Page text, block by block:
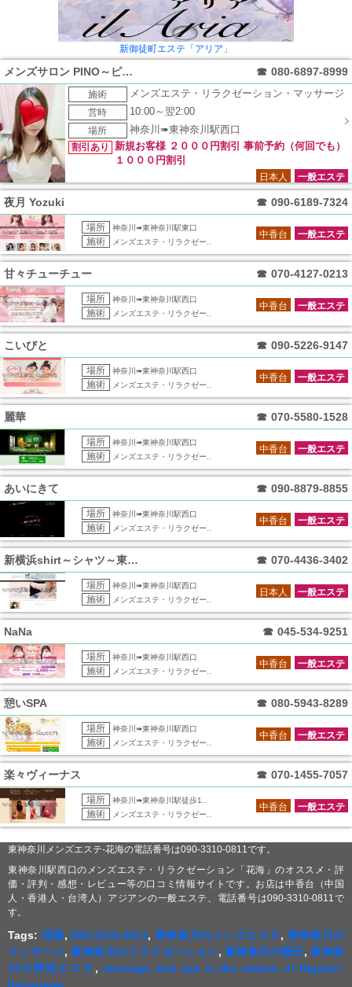
新御徒町エステ「アリア」
メンズサロン PINO～ピノ～ ☎ 080-6897-8999
施術
メンズエステ・リラクゼーション・マッサージ
営時
10:00～翌2:00
場所
神奈川➠東神奈川駅西口
割引あり
新規お客様 ２０００円割引 事前予約（何回でも）
１０００円割引
一般エステ
日本人
夜月 Yozuki ☎ 090-6189-7324
場所 神奈川➠東神奈川駅東口
施術 メンズエステ・リラクゼー..
一般エステ
中香台
甘々チューチュー ☎ 070-4127-0213
場所 神奈川➠東神奈川駅西口
施術 メンズエステ・リラクゼー..
一般エステ
中香台
こいびと ☎ 090-5226-9147
場所 神奈川➠東神奈川駅西口
施術 メンズエステ・リラクゼー..
一般エステ
中香台
麗華 ☎ 070-5580-1528
場所 神奈川➠東神奈川駅西口
施術 メンズエステ・リラクゼー..
一般エステ
中香台
あいにきて ☎ 090-8879-8855
場所 神奈川➠東神奈川駅西口
施術 メンズエステ・リラクゼー..
一般エステ
中香台
新横浜shirt～シャツ～東神奈川ルーム ☎ 070-4436-3402
場所 神奈川➠東神奈川駅西口
施術 メンズエステ・リラクゼー..
一般エステ
日本人
NaNa ☎ 045-534-9251
場所 神奈川➠東神奈川駅西口
施術 メンズエステ・リラクゼー..
一般エステ
中香台
憩いSPA ☎ 080-5943-8289
場所 神奈川➠東神奈川駅西口
施術 メンズエステ・リラクゼー..
一般エステ
中香台
楽々ヴィーナス ☎ 070-1455-7057
場所 神奈川➠東神奈川駅徒歩1..
施術 メンズエステ・リラクゼー..
一般エステ
中香台
東神奈川メンズエステ-花海の電話番号は090-3310-0811です。
東神奈川駅西口のメンズエステ・リラクゼーション「花海」のオススメ・評
価・評判・感想・レビュー等の口コミ情報サイトです。お店は中香台（中国
人・香港人・台湾人）アジアンの一般エステ、電話番号は090-3310-0811で
す。
Tags: 花海,090-3310-0811, 東神奈川のメンズエステ, 東神奈川の
マッサージ,東神奈川のリラクゼーション,東神奈川の指圧,東神奈
川の男性エステ, massage and spa in the station of Higashi-